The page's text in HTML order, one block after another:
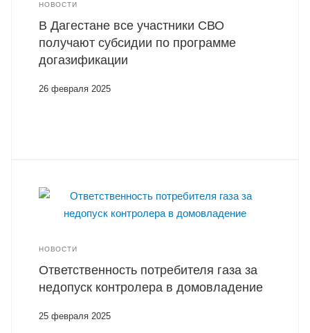
НОВОСТИ
В Дагестане все участники СВО
получают субсидии по программе
догазификации
26 февраля 2025
НОВОСТИ
Ответственность потребителя газа за
недопуск контролера в домовладение
25 февраля 2025